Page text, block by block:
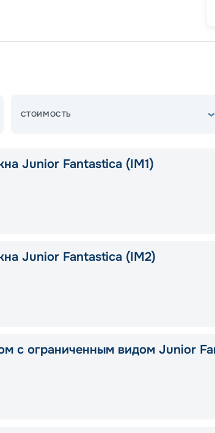
СТОИМОСТЬ
Junior Fantastica (IM1)
Junior Fantastica (IM2)
с ограниченным видом Junior